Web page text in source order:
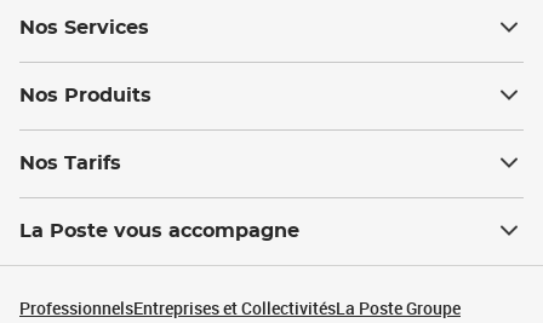
Nos Services
Nos Produits
Nos Tarifs
La Poste vous accompagne
ProfessionnelsEntreprises et CollectivitésLa Poste Groupe